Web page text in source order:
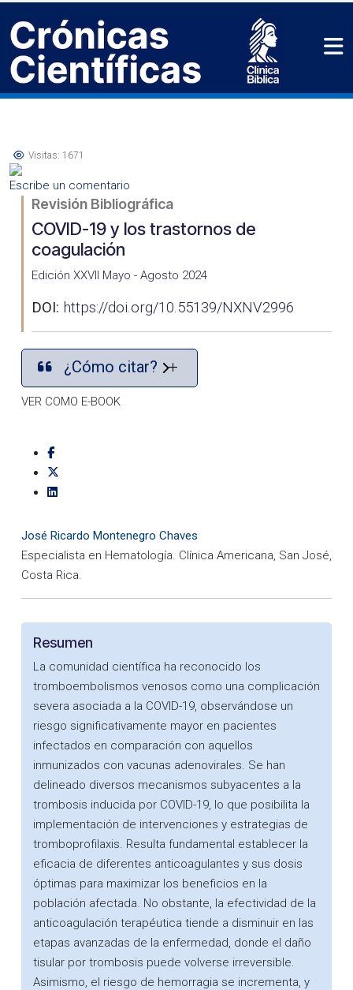
Visitas: 1671
Escribe un comentario
Revisión Bibliográfica
COVID-19 y los trastornos de
coagulación
Edición XXVII Mayo - Agosto 2024
DOI: https://doi.org/10.55139/NXNV2996
¿Cómo citar?
VER COMO E-BOOK
José Ricardo Montenegro Chaves
Especialista en Hematología. Clínica Americana, San José,
Costa Rica.
Resumen
La comunidad científica ha reconocido los
tromboembolismos venosos como una complicación
severa asociada a la COVID-19, observándose un
riesgo significativamente mayor en pacientes
infectados en comparación con aquellos
inmunizados con vacunas adenovirales. Se han
delineado diversos mecanismos subyacentes a la
trombosis inducida por COVID-19, lo que posibilita la
implementación de intervenciones y estrategias de
tromboprofilaxis. Resulta fundamental establecer la
eficacia de diferentes anticoagulantes y sus dosis
óptimas para maximizar los beneficios en la
población afectada. No obstante, la efectividad de la
anticoagulación terapéutica tiende a disminuir en las
etapas avanzadas de la enfermedad, donde el daño
tisular por trombosis puede volverse irreversible.
Asimismo, el riesgo de hemorragia se incrementa, y